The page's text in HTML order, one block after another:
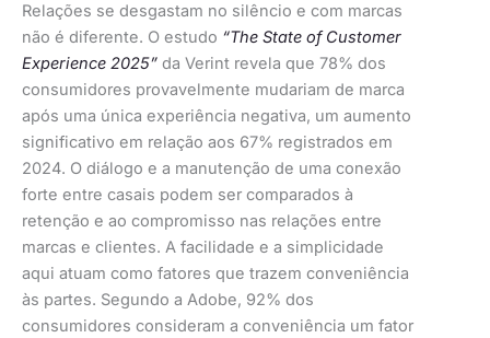
Relações se desgastam no silêncio e com marcas
não é diferente. O estudo “The State of Customer
Experience 2025” da Verint revela que 78% dos
consumidores provavelmente mudariam de marca
após uma única experiência negativa, um aumento
significativo em relação aos 67% registrados em
2024. O diálogo e a manutenção de uma conexão
forte entre casais podem ser comparados à
retenção e ao compromisso nas relações entre
marcas e clientes. A facilidade e a simplicidade
aqui atuam como fatores que trazem conveniência
às partes. Segundo a Adobe, 92% dos
consumidores consideram a conveniência um fator